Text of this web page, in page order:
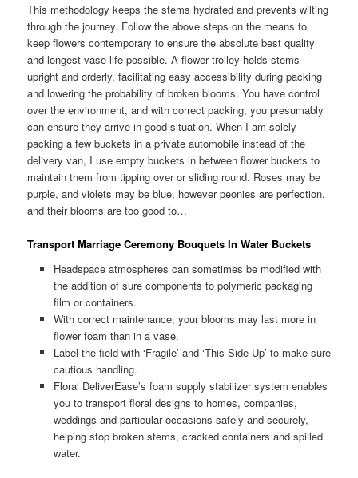
This methodology keeps the stems hydrated and prevents wilting
through the journey. Follow the above steps on the means to
keep flowers contemporary to ensure the absolute best quality
and longest vase life possible. A flower trolley holds stems
upright and orderly, facilitating easy accessibility during packing
and lowering the probability of broken blooms. You have control
over the environment, and with correct packing, you presumably
can ensure they arrive in good situation. When I am solely
packing a few buckets in a private automobile instead of the
delivery van, I use empty buckets in between flower buckets to
maintain them from tipping over or sliding round. Roses may be
purple, and violets may be blue, however peonies are perfection,
and their blooms are too good to…
Transport Marriage Ceremony Bouquets In Water Buckets
Headspace atmospheres can sometimes be modified with
the addition of sure components to polymeric packaging
film or containers.
With correct maintenance, your blooms may last more in
flower foam than in a vase.
Label the field with ‘Fragile’ and ‘This Side Up’ to make sure
cautious handling.
Floral DeliverEase’s foam supply stabilizer system enables
you to transport floral designs to homes, companies,
weddings and particular occasions safely and securely,
helping stop broken stems, cracked containers and spilled
water.